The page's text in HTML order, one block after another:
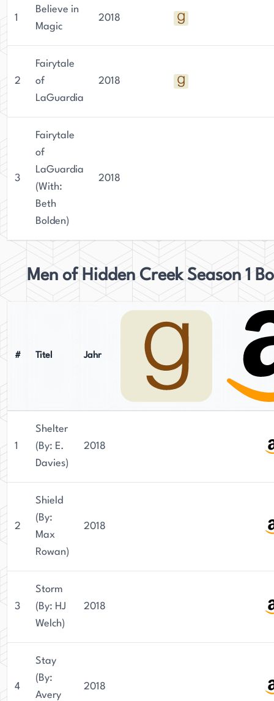
1
Believe in
Magic
2018
2
Fairytale
of
LaGuardia
2018
3
Fairytale
of
LaGuardia
(With:
Beth
Bolden)
2018
Men of Hidden Creek Season 1
# Titel Jahr
1
Shelter
(By: E.
Davies)
2018
2
Shield
(By:
Max
Rowan)
2018
3
Storm
(By: HJ
Welch)
2018
4
Stay
(By:
Avery
2018